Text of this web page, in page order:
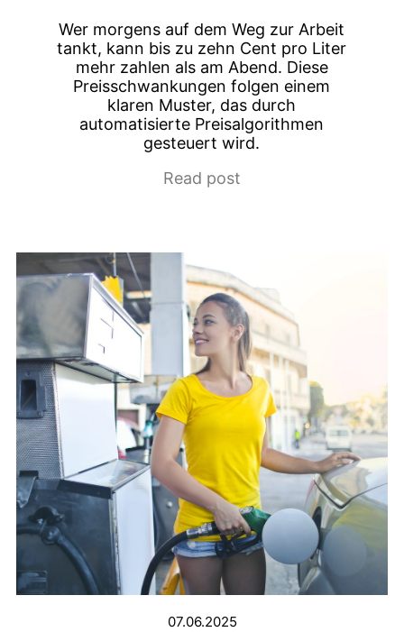
Wer morgens auf dem Weg zur Arbeit
tankt, kann bis zu zehn Cent pro Liter
mehr zahlen als am Abend. Diese
Preisschwankungen folgen einem
klaren Muster, das durch
automatisierte Preisalgorithmen
gesteuert wird.
Read post
07.06.2025